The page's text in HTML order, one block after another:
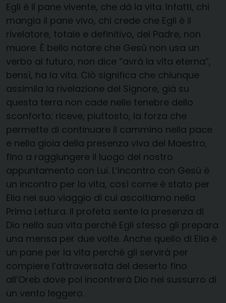
Egli è il pane vivente, che dà la vita. Infatti, chi
mangia il pane vivo, chi crede che Egli è il
rivelatore, totale e definitivo, del Padre, non
muore. È bello notare che Gesù non usa un
verbo al futuro, non dice “avrà la vita eterna”,
bensì, ha la vita. Ciò significa che chiunque
assimila la rivelazione del Signore, già su
questa terra non cade nelle tenebre dello
sconforto; riceve, piuttosto, la forza che
permette di continuare il cammino nella pace
e nella gioia della presenza viva del Maestro,
fino a raggiungere il luogo del nostro
appuntamento con Lui. L’incontro con Gesù è
un incontro per la vita, così come è stato per
Elia nel suo viaggio di cui ascoltiamo nella
Prima Lettura. Il profeta sente la presenza di
Dio nella sua vita perché Egli stesso gli prepara
una mensa per due volte. Anche quello di Elia è
un pane per la vita perché gli servirà per
compiere l’attraversata del deserto fino
all’Oreb dove poi incontrerà Dio nel sussurro di
un vento leggero.